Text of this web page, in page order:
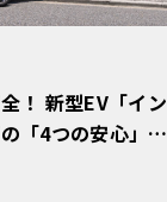
！ 新型EV「イン
「4つの安心」
Why? Hyunda